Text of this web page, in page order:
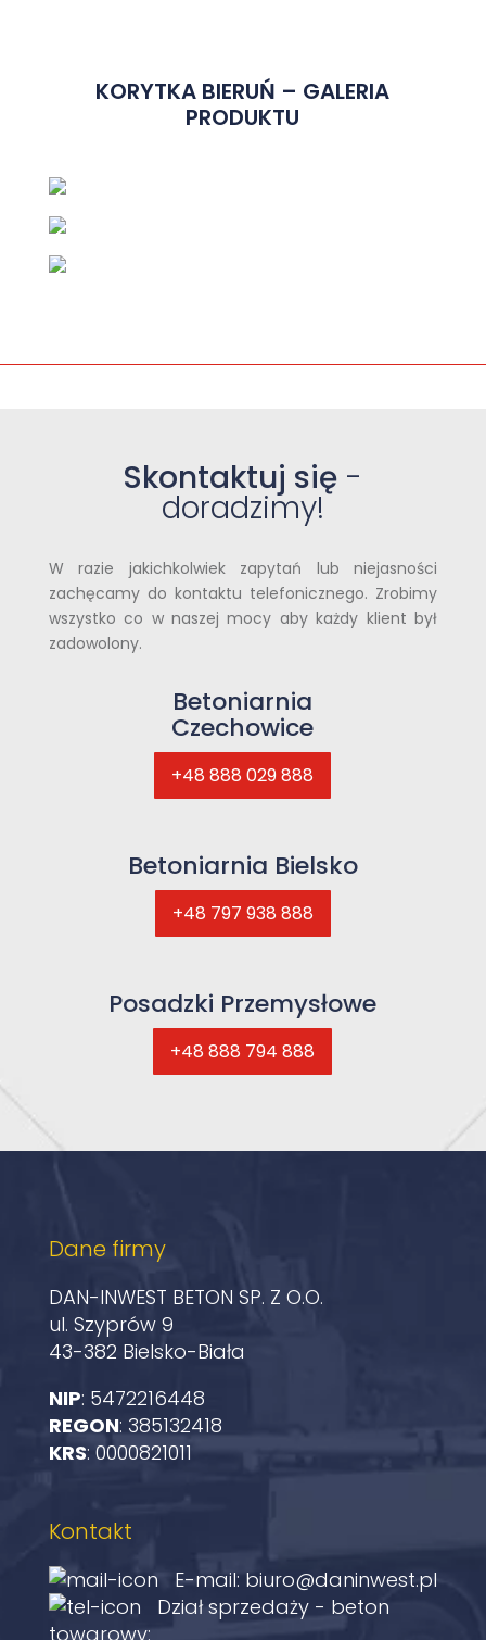
KORYTKA BIERUŃ – GALERIA
PRODUKTU
Skontaktuj się -
doradzimy!
W razie jakichkolwiek zapytań lub niejasności
zachęcamy do kontaktu telefonicznego. Zrobimy
wszystko co w naszej mocy aby każdy klient był
zadowolony.
Betoniarnia
Czechowice
+48 888 029 888
Betoniarnia Bielsko
+48 797 938 888
Posadzki Przemysłowe
+48 888 794 888
Dane firmy
DAN-INWEST BETON SP. Z O.O.
ul. Szyprów 9
43-382 Bielsko-Biała
NIP: 5472216448
REGON: 385132418
KRS: 0000821011
Kontakt
E-mail: biuro@daninwest.pl
Dział sprzedaży - beton
towarowy: